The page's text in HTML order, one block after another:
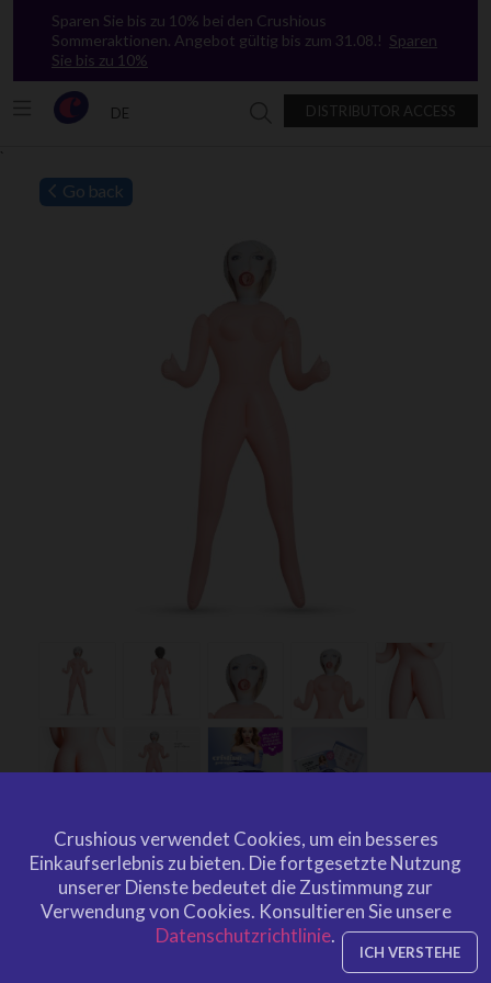
`
Sparen Sie bis zu 10% bei den Crushious
Sommeraktionen. Angebot gültig bis zum 31.08.! Sparen
Sie bis zu 10%
DE DISTRIBUTOR ACCESS
Go back
CRUSHIOUS CRISTINA THE
STEPMOM INFLATABLE DOLL
BLONDE
Crushious verwendet Cookies, um ein besseres
Einkaufserlebnis zu bieten. Die fortgesetzte Nutzung
unserer Dienste bedeutet die Zustimmung zur
Verwendung von Cookies. Konsultieren Sie unsere
Datenschutzrichtlinie.
ICH VERSTEHE